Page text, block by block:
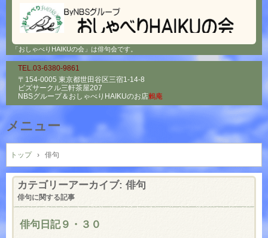
「おしゃべりHAIKUの会」は俳句会です。
TEL.03-6380-9861
〒154-0005 東京都世田谷区三宿1-14-8
ビズサークル三軒茶屋207
NBSグループ＆ おしゃべりHAIKUのお店鶫庵
メニュー
コ
ン
テ
ン
へ
トップ › 俳句
カテゴリーアーカイブ: 俳句
俳句に関する記事
俳句日記９・３０